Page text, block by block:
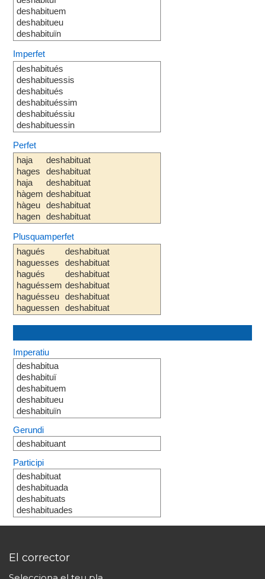
deshabituem
deshabitueu
deshabituïn
Imperfet
deshabitués
deshabituessis
deshabitués
deshabituéssim
deshabituéssiu
deshabituessin
Perfet
haja
hages
haja
hàgem
hàgeu
hagen
deshabituat
deshabituat
deshabituat
deshabituat
deshabituat
deshabituat
Plusquamperfet
hagués
haguesses
hagués
haguéssem
haguésseu
haguessen
deshabituat
deshabituat
deshabituat
deshabituat
deshabituat
deshabituat
Imperatiu
deshabitua
deshabituï
deshabituem
deshabitueu
deshabituïn
Gerundi
deshabituant
Participi
deshabituat
deshabituada
deshabituats
deshabituades
El corrector